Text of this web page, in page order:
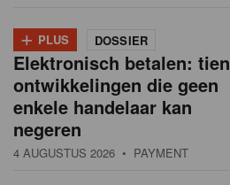
+ PLUS DOSSIER
Elektronisch betalen: tien
ontwikkelingen die geen
enkele handelaar kan
negeren
4 AUGUSTUS 2026 • PAYMENT